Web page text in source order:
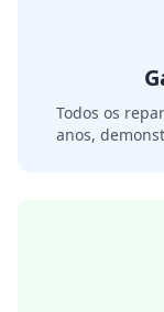
Todos os
anos,